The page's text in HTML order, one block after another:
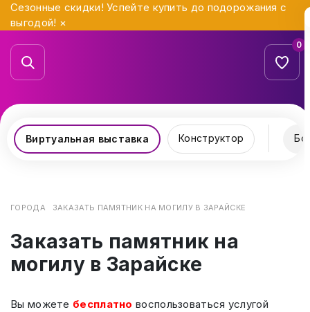
Сезонные скидки! Успейте купить до подорожания с
выгодой! ×
0
Виртуальная выставка Конструктор
ГОРОДА ЗАКАЗАТЬ ПАМЯТНИК НА МОГИЛУ В ЗАРАЙСКЕ
Заказать памятник на
могилу в Зарайске
Вы можете бесплатно воспользоваться услугой